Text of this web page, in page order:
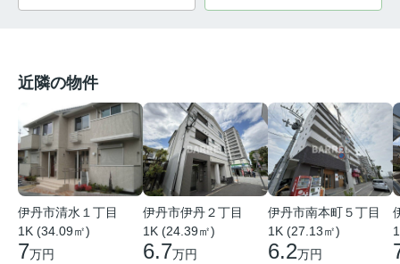
近隣の物件
伊丹市清水１丁目
1K (34.09㎡)
7万円
伊丹市伊丹２丁目
1K (24.39㎡)
6.7万円
伊丹市南本町５丁目
1K (27.13㎡)
6.2万円